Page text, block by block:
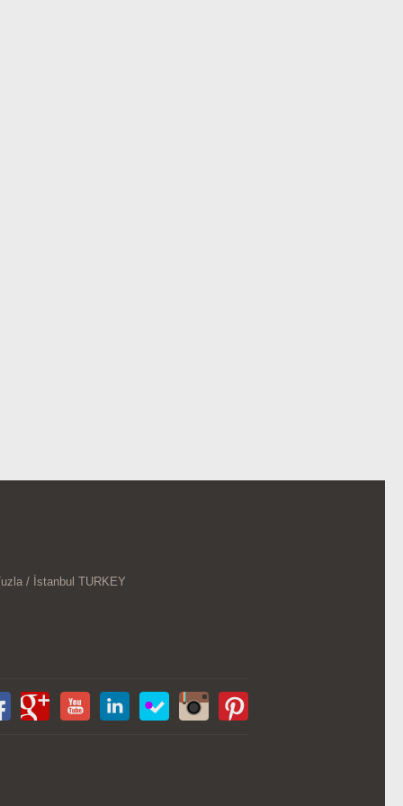
/ İstanbul TURKEY